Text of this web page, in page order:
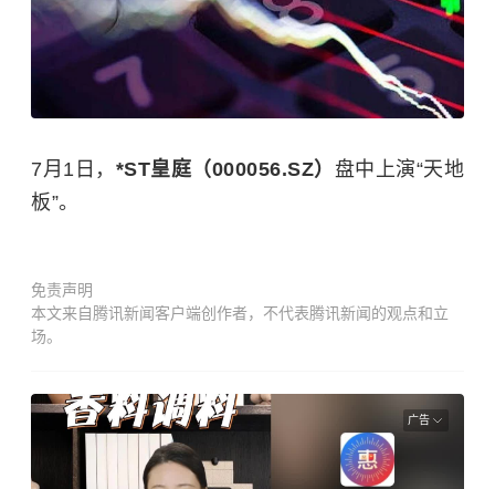
7月1日， *ST皇庭（000056.SZ） 盘中上演“天地
板”。
免责声明
本文来自腾讯新闻客户端创作者，不代表腾讯新闻的观点和立
场。
广告